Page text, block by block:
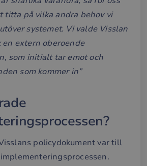
titta på vilka andra behov vi
systemet. Vi valde Visslan
extern oberoende
som initialt tar emot och
som kommer in”
policydokument var till